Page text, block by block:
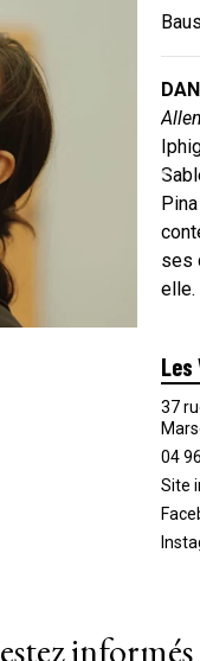
ses
elle.
Les
37
04
Site